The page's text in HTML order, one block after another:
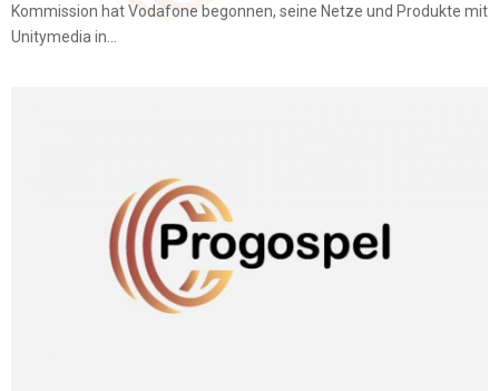
Kommission hat Vodafone begonnen, seine Netze und Produkte mit
Unitymedia in...